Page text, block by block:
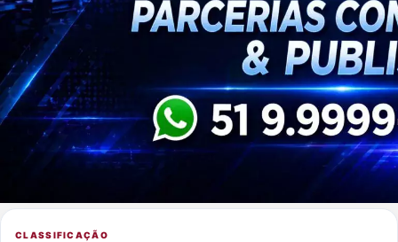
CLASSIFICAÇÃO